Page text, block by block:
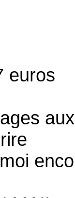
euros